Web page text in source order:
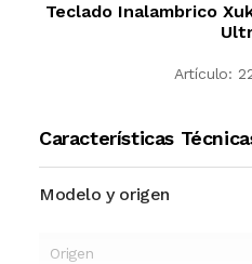
Teclado Inalambrico
Artículo:
Características
Modelo y origen
Origen